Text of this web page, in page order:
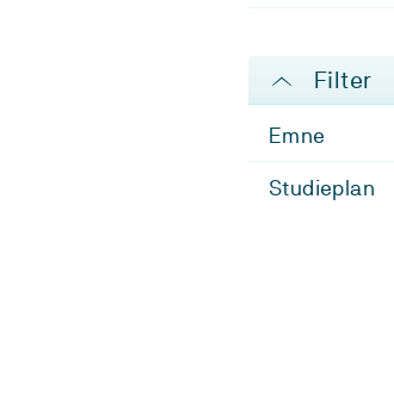
Filter
Emne
Studieplan